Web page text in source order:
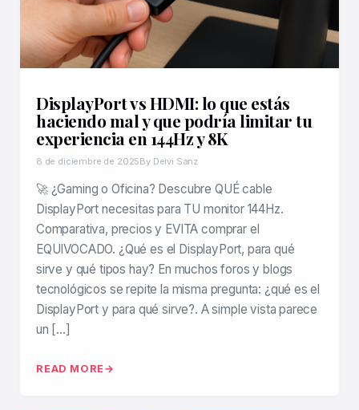
DisplayPort vs HDMI: lo que estás
haciendo mal y que podría limitar tu
experiencia en 144Hz y 8K
8 de diciembre de 2025By Deivi Sanz
🚀 ¿Gaming o Oficina? Descubre QUÉ cable
DisplayPort necesitas para TU monitor 144Hz.
Comparativa, precios y EVITA comprar el
EQUIVOCADO. ¿Qué es el DisplayPort, para qué
sirve y qué tipos hay? En muchos foros y blogs
tecnológicos se repite la misma pregunta: ¿qué es el
DisplayPort y para qué sirve?. A simple vista parece
un […]
READ MORE